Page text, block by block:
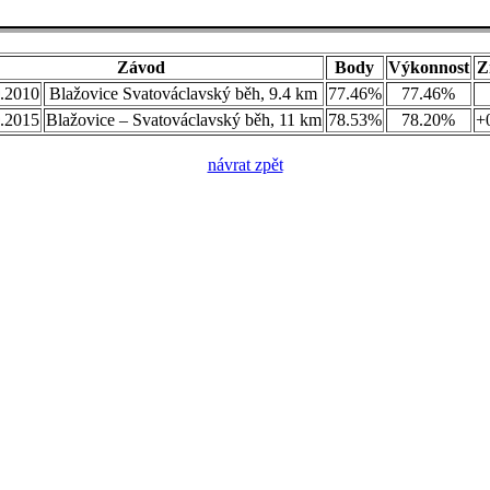
Závod Body Výkonnost
Blažovice Svatováclavský běh, 9.4 km 77.46%
77.46%
Blažovice – Svatováclavský běh, 11 km 78.53% 78.20%
návrat zpět